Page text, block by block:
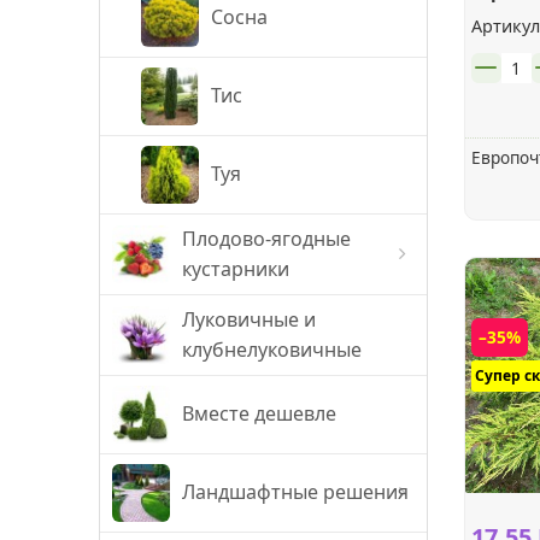
Гелениум
Гелиопсис
Ива
Калина
Кизильник
Клен
Лапчатка
Пузыреплодник
Рододендрон
Сосна
Тис
Туя
Плодово-ягодные
кустарники
Актинидия
Боярышник
Голубика
Луковичные и
клубнелуковичные
Вместе дешевле
Ландшафтные решения
шт.
–35%
Супер